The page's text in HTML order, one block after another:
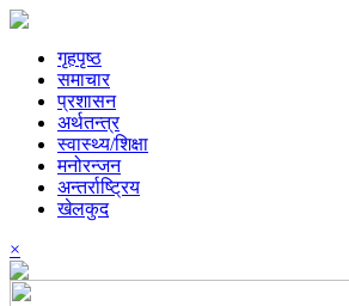
गृहपृष्ठ
समाचार
प्रशासन
अर्थतन्त्र
स्वास्थ्य/शिक्षा
मनोरन्जन
अन्तर्राष्ट्रिय
खेलकुद
×